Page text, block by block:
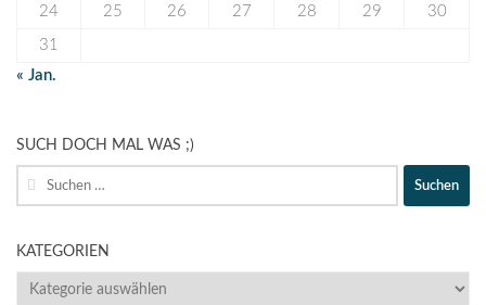
24 25 26 27 28 29 30
31
« Jan.
SUCH DOCH MAL WAS ;)
Suche
nach:
KATEGORIEN
KATEGORIEN